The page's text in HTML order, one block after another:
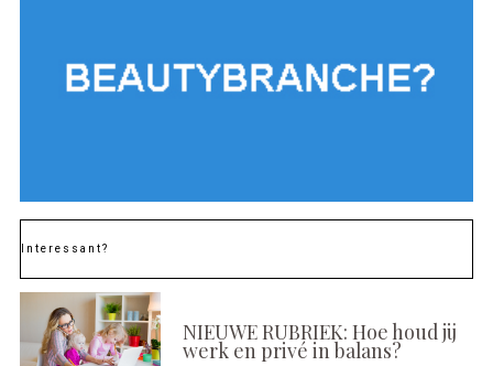
Interessant?
NIEUWE RUBRIEK: Hoe houd jij
werk en privé in balans?